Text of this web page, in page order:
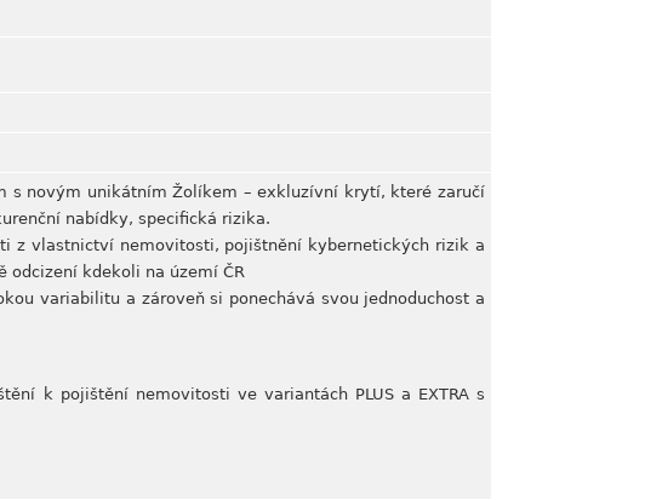
s novým unikátním Žolíkem – exkluzívní krytí, které zaručí
nabídky, specifická rizika.
z vlastnictví nemovitosti, pojištnění kybernetických rizik a
odcizení kdekoli na území ČR
variabilitu a zároveň si ponechává svou jednoduchost a
k pojištění nemovitosti ve variantách PLUS a EXTRA s